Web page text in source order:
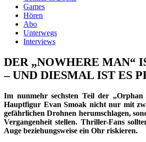
Games
Hören
Abo
Unterwegs
Interviews
DER „NOWHERE MAN“
– UND DIESMAL IST ES
Im nunmehr sechsten Teil der „Orphan
Hauptfigur Evan Smoak nicht nur mit
gefährlichen Drohnen herumschlagen,
Vergangenheit stellen. Thriller-Fans
Auge beziehungsweise ein Ohr riskieren.